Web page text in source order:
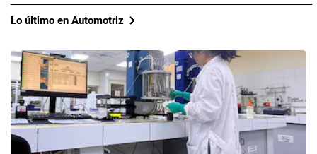
Lo último en Automotriz